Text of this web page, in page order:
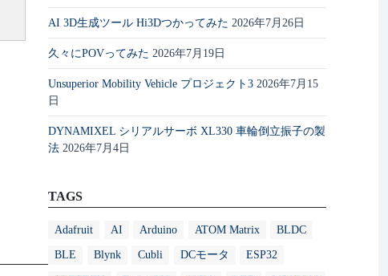
AI 3D生成ツール Hi3Dつかってみた 2026年7月26日
久々にPOVってみた 2026年7月19日
Unsuperior Mobility Vehicle プロジェクト3 2026年7月15
日
DYNAMIXEL シリアルサーボ XL330 車輪倒立振子の製
法 2026年7月4日
TAGS
Adafruit AI Arduino ATOM Matrix BLDC
BLE Blynk Cubli DCモータ ESP32